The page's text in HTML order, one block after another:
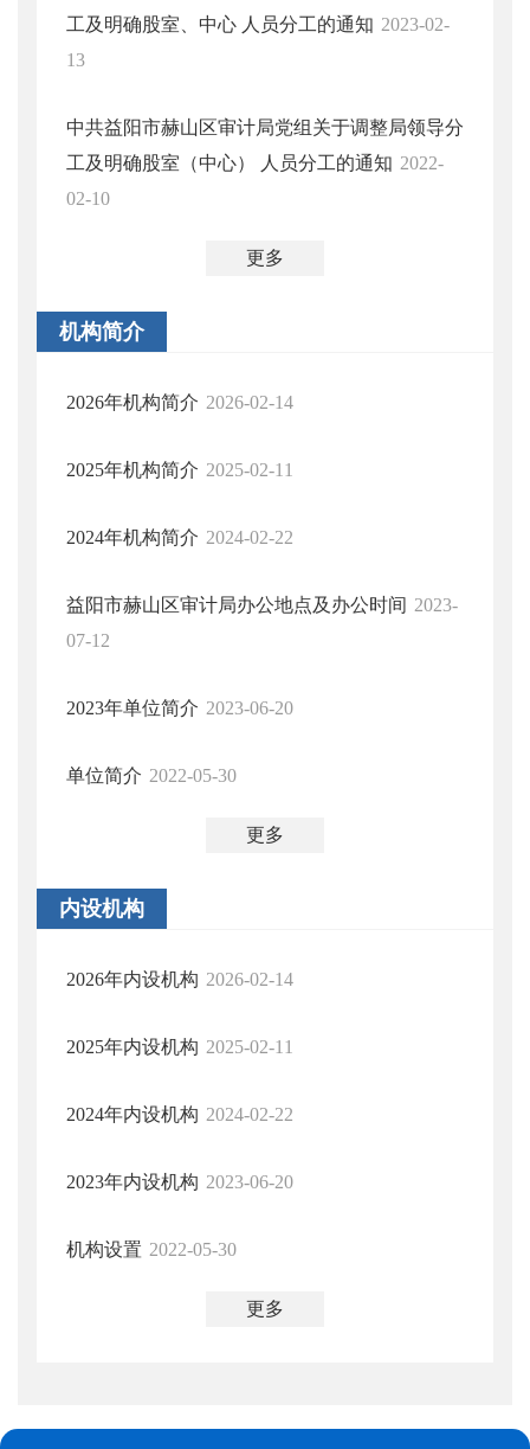
工及明确股室、中心 人员分工的通知 2023-02-
13
中共益阳市赫山区审计局党组关于调整局领导分
工及明确股室（中心） 人员分工的通知 2022-
02-10
更多
机构简介
2026年机构简介 2026-02-14
2025年机构简介 2025-02-11
2024年机构简介 2024-02-22
益阳市赫山区审计局办公地点及办公时间 2023-
07-12
2023年单位简介 2023-06-20
单位简介 2022-05-30
更多
内设机构
2026年内设机构 2026-02-14
2025年内设机构 2025-02-11
2024年内设机构 2024-02-22
2023年内设机构 2023-06-20
机构设置 2022-05-30
更多